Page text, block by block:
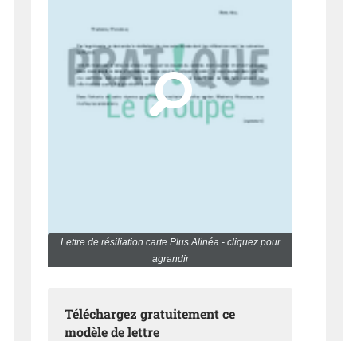
Lettre de résiliation carte Plus Alinéa - cliquez pour
agrandir
Téléchargez gratuitement ce
modèle de lettre